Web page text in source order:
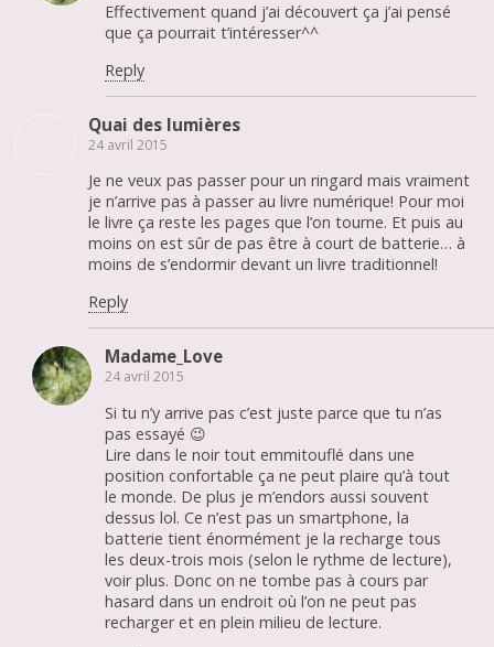
Effectivement quand j’ai découvert ça j’ai pensé
que ça pourrait t’intéresser^^
Reply
Quai des lumières
24 avril 2015
Je ne veux pas passer pour un ringard mais vraiment
je n’arrive pas à passer au livre numérique! Pour moi
le livre ça reste les pages que l’on tourne. Et puis au
moins on est sûr de pas être à court de batterie… à
moins de s’endormir devant un livre traditionnel!
Reply
Madame_Love
24 avril 2015
Si tu n’y arrive pas c’est juste parce que tu n’as
pas essayé 😉
Lire dans le noir tout emmitouflé dans une
position confortable ça ne peut plaire qu’à tout
le monde. De plus je m’endors aussi souvent
dessus lol. Ce n’est pas un smartphone, la
batterie tient énormément je la recharge tous
les deux-trois mois (selon le rythme de lecture),
voir plus. Donc on ne tombe pas à cours par
hasard dans un endroit où l’on ne peut pas
recharger et en plein milieu de lecture.